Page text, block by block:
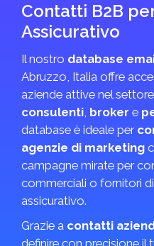
Contatti B2B
Assicurativo
Il nostro database
Abruzzo, Italia offre
aziende attive nel settore
consulenti, broker e
database è ideale per
agenzie di marketing
campagne mirate per
commerciali o fornitori
assicurativo.
Grazie a contatti
definire con precisione il